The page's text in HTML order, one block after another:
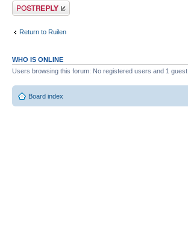
Post a reply
Return to Ruilen
WHO IS ONLINE
Users browsing this forum: No registered users and 1 guest
Board index